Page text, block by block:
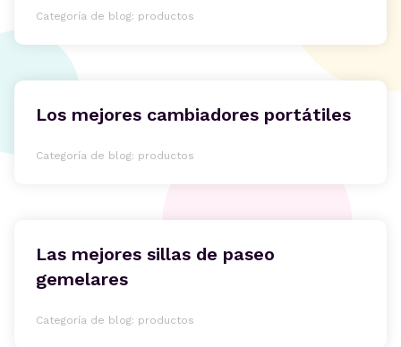
Categoría de blog: productos
Los mejores cambiadores portátiles
Categoría de blog: productos
Las mejores sillas de paseo
gemelares
Categoría de blog: productos